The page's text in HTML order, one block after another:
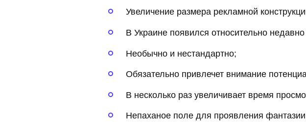
Увеличение размера рекламной
В Украине появился относительно
Необычно и нестандартно;
Обязательно привлечет внимание
В несколько раз увеличивает время
Непаханое поле для проявления фантазии